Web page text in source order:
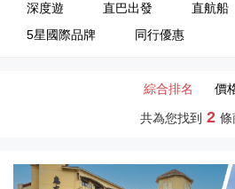
深度遊
直巴出發 直航船
5星國際品牌
同行優惠
綜合排名 價
共為您找到 2 條